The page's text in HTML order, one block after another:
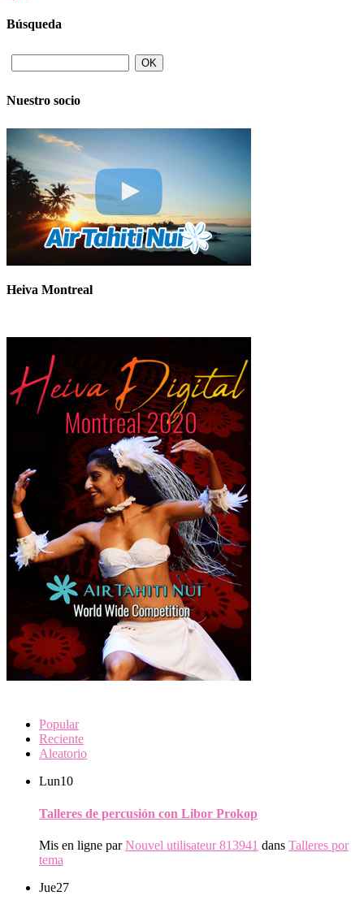
Búsqueda
Nuestro socio
Heiva Montreal
Popular
Reciente
Aleatorio
Lun10
Talleres de percusión con Libor Prokop
Mis en ligne parNouvel utilisateur 813941 dans Talleres por
tema
Jue27